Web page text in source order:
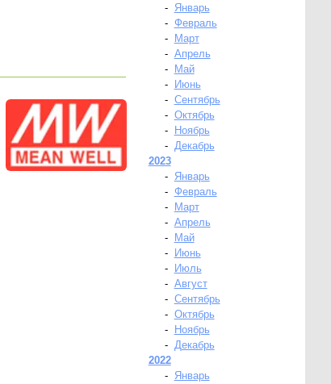
-
Январь
- Февраль
-
Март
- Апрель
-
Май
-
Июнь
- Сентябрь
- Октябрь
-
Ноябрь
- Декабрь
2023
-
Январь
- Февраль
-
Март
- Апрель
-
Май
-
Июнь
-
Июль
- Август
- Сентябрь
- Октябрь
-
Ноябрь
- Декабрь
2022
-
Январь